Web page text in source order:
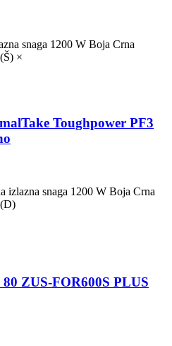
snaga 1200 W Boja Crna
×
Toughpower PF3
izlazna snaga 1200 W Boja Crna
ZUS-FOR600S PLUS